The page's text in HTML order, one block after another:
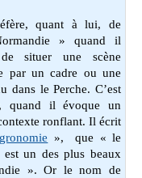
quant à lui, de
» quand il
situer une scène
par un cadre ou une
dans le Perche. C’est
quand il évoque un
ronflant. Il écrit
»,
que « le
est un des plus beaux
». Or le nom de